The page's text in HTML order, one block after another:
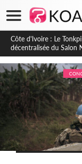
Côte d'Ivoire : PPA-CI,
prérogatives de
politique ?